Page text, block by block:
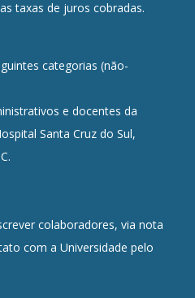
taxas de juros cobradas.
categorias (não-
e docentes da
Santa Cruz do Sul,
colaboradores, via nota
com a Universidade pelo